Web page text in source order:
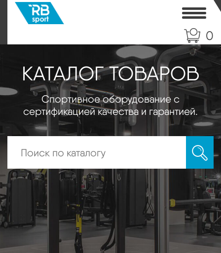
0
КАТАЛОГ ТОВАРОВ
Спортивное оборудование с
сертификацией качества и гарантией.